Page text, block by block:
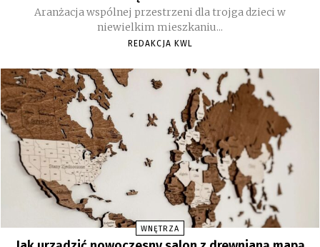
Aranżacja wspólnej przestrzeni dla trojga dzieci w
niewielkim mieszkaniu...
REDAKCJA KWL
WNĘTRZA